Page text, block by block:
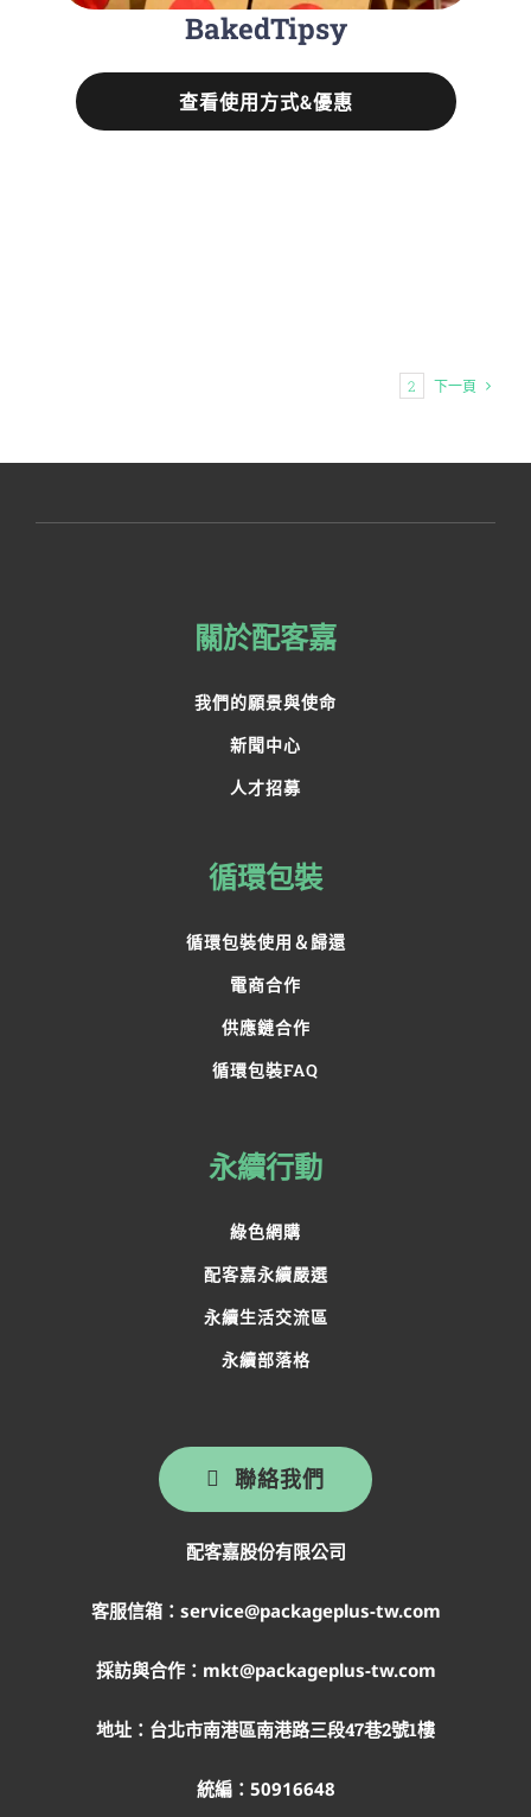
BakedTipsy
查看使用方式&優惠
2 下一頁
關於配客嘉
我們的願景與使命
新聞中心
人才招募
循環包裝
循環包裝使用＆歸還
電商合作
供應鏈合作
循環包裝FAQ
聯絡我們
配客嘉股份有限公司
客服信箱：service@packageplus-tw.com
採訪與合作：mkt@packageplus-tw.com
地址： 台北市南港區南港路三段47巷2號1樓
統編：50916648
永續行動
綠色網購
配客嘉永續嚴選
永續生活交流區
永續部落格